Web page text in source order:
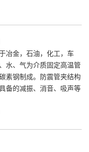
冶金，石油，化工，车
水、气为介质固定高温管
素钢制成。防震管夹结构
备的减振、消音、吸声等